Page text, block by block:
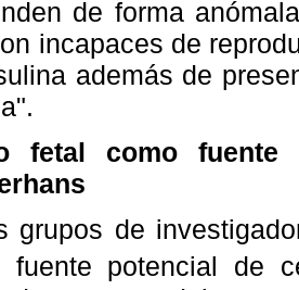
de forma
incapaces de
además de
fetal como
grupos de
fuente potencial de